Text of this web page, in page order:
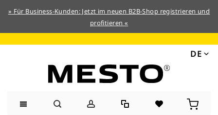
» Für Business-Kunden: Jetzt im neuen B2B-Shop registrieren und
profitieren «
DE